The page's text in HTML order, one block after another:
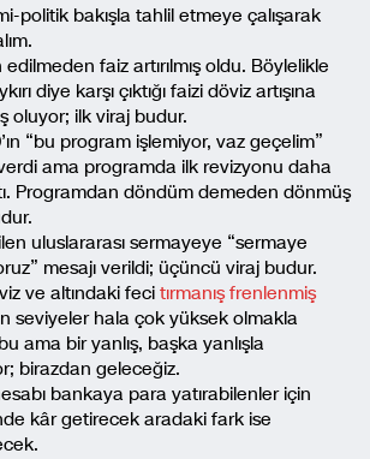
politik bakışla tahlil etmeye çalışarak
edilmeden faiz artırılmış oldu. Böylelikle
diye karşı çıktığı faizi döviz artışına
oluyor; ilk viraj budur.
“bu program işlemiyor, vaz geçelim”
verdi ama programda ilk revizyonu daha
Programdan döndüm demeden dönmüş
uluslararası sermayeye “sermaye
mesajı verildi; üçüncü viraj budur.
ve altındaki feci tırmanış frenlenmiş
seviyeler hala çok yüksek olmakla
ama bir yanlış, başka yanlışla
birazdan geleceğiz.
bankaya para yatırabilenler için
kâr getirecek aradaki fark ise